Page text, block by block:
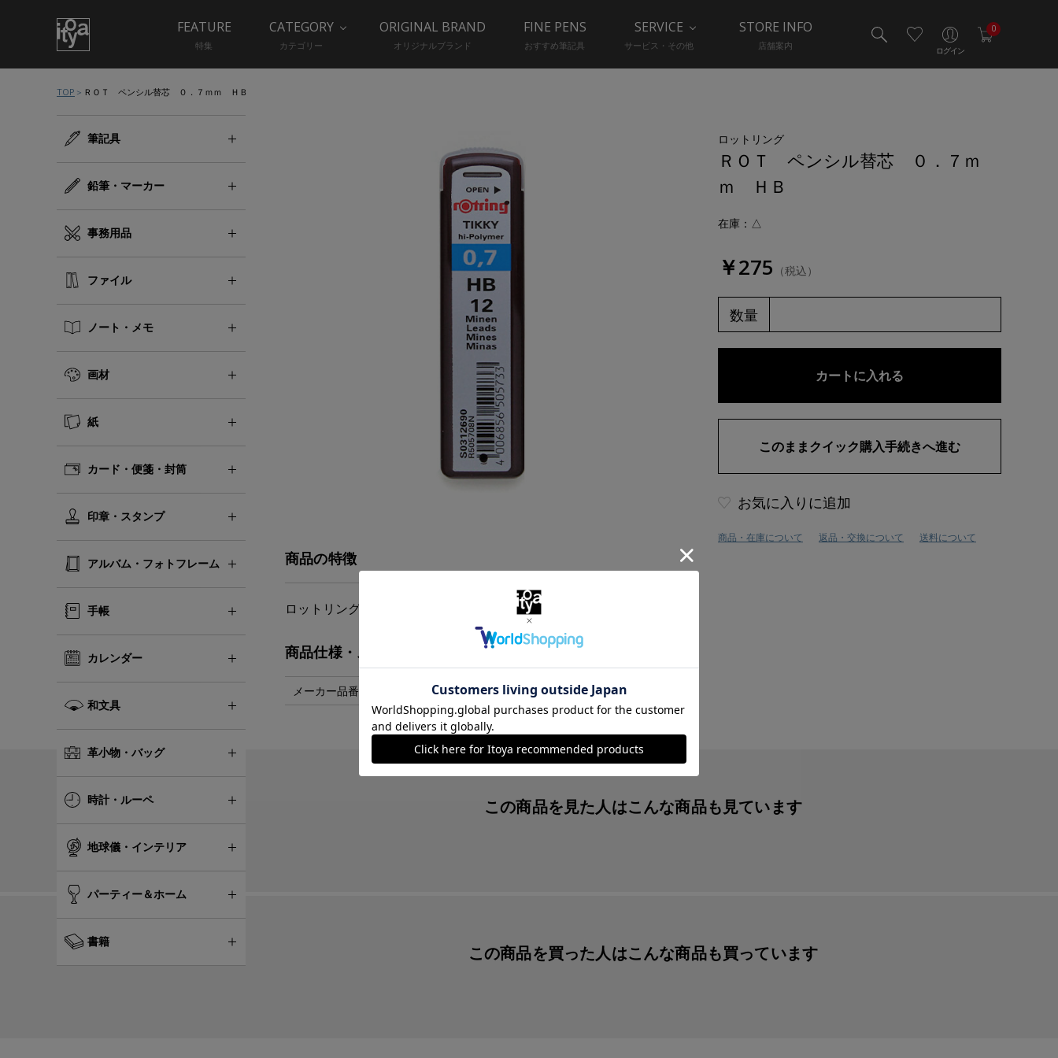
ログイン
0
FEATURE
特集
CATEGORY
カテゴリー
ORIGINAL BRAND
オリジナルブランド
FINE PENS
おすすめ筆記具
SERVICE
サービス・その他
STORE INFO
店舗案内
TOP ＲＯＴ ペンシル替芯 ０．７ｍｍ ＨＢ
筆記具
鉛筆・マーカー
事務用品
ファイル
ノート・メモ
画材
紙
カード・便箋・封筒
印章・スタンプ
アルバム・フォトフレーム
手帳
カレンダー
和文具
革小物・バッグ
時計・ルーペ
地球儀・インテリア
パーティー＆ホーム
書籍
ロットリング
ＲＯＴ ペンシル替芯 ０．７ｍ
ｍ ＨＢ
在庫：△
￥275 （税込）
数量
お気に入りに追加
商品・在庫について 返品・交換について 送料について
商品の特徴
ロットリング
商品仕様・スペック
メーカー品番 S0312690
この商品を見た人はこんな商品も見ています
この商品を買った人はこんな商品も買っています